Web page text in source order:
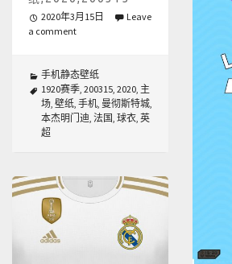
2020年3月15日
Leave
a comment
手机静态壁纸
1920赛季 200315 2020 主
场 壁纸 手机 曼彻斯特城
本杰明门迪 法国 球衣 英
超